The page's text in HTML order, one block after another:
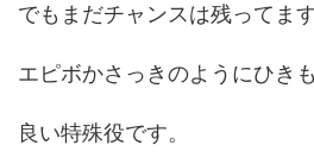
でもまだチャンスは残ってます
エピボかさっきのようにひき
良い特殊役です。